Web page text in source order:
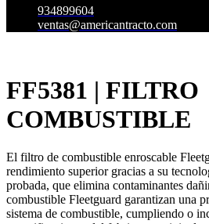
934899604
ventas@americantracto.com
FF5381 | FILTRO
COMBUSTIBLE
El filtro de combustible enroscable
rendimiento superior gracias a su
probada, que elimina contaminantes
combustible Fleetguard garantizan una
sistema de combustible, cumpliendo o